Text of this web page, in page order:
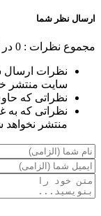
ارسال نظر شما
مجموع نظرات : 0 در
نظرات ارسال
سایت منتشر
نظراتی که
نظراتی که به
منتشر نخواهد